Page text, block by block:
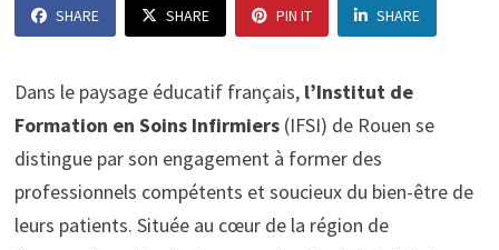
SHARE SHARE PIN IT SHARE
Dans le paysage éducatif français, l’Institut de
Formation en Soins Infirmiers(IFSI) de Rouen se
distingue par son engagement à former des
professionnels compétents et soucieux du bien-être de
leurs patients. Située au cœur de la région de